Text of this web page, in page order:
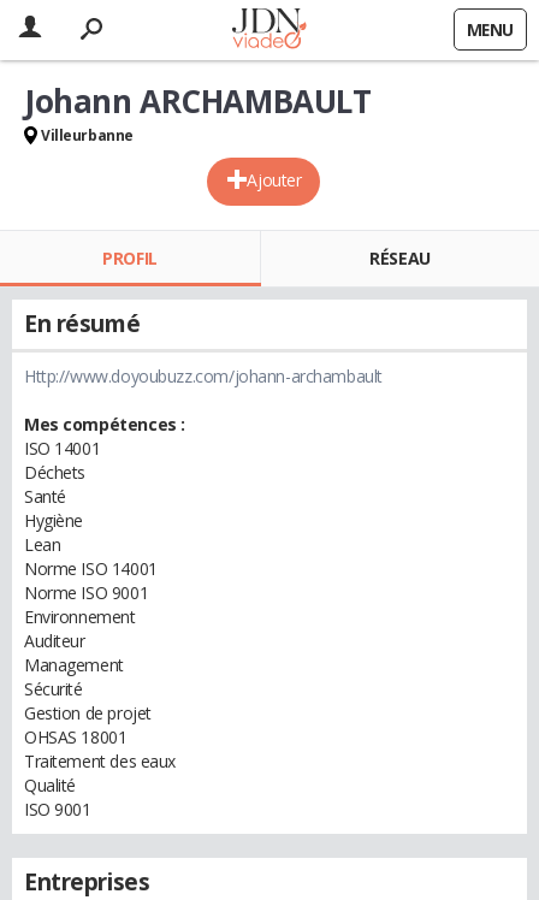
MENU
Ajouter
Johann ARCHAMBAULT
Villeurbanne
PROFIL RÉSEAU
En résumé
Http://www.doyoubuzz.com/johann-archambault
Mes compétences :
ISO 14001
Déchets
Santé
Hygiène
Lean
Norme ISO 14001
Norme ISO 9001
Environnement
Auditeur
Management
Sécurité
Gestion de projet
OHSAS 18001
Traitement des eaux
Qualité
ISO 9001
Entreprises